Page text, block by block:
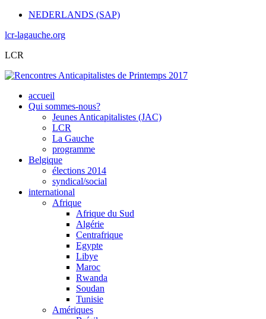
NEDERLANDS (SAP)
lcr-lagauche.org
LCR
accueil
Qui sommes-nous?
Jeunes Anticapitalistes (JAC)
LCR
La Gauche
programme
Belgique
élections 2014
syndical/social
international
Afrique
Afrique du Sud
Algérie
Centrafrique
Egypte
Libye
Maroc
Rwanda
Soudan
Tunisie
Amériques